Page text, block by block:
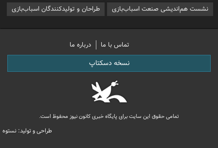
نشست هم‌اندیشی صنعت اسباب‌بازی
طراحان و تولیدکنندگان اسباب‌بازی
تماس با ما درباره ما
نسخه دسکتاپ
تمامی حقوق این سایت برای پایگاه خبری کانون نیوز محفوظ است.
طراحی و تولید: نستوه